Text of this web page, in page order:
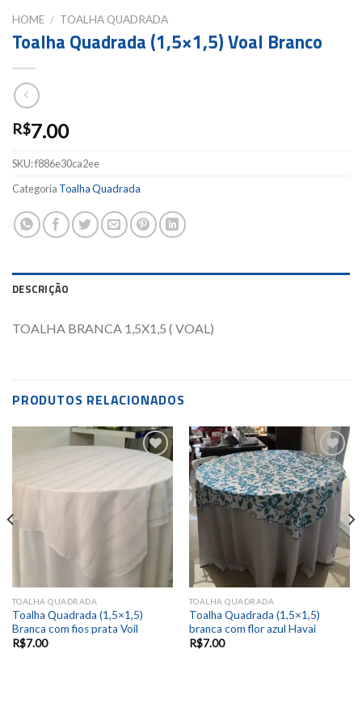
HOME / TOALHA QUADRADA
Toalha Quadrada (1,5×1,5) Voal Branco
R$7.00
SKU:f886e30ca2ee
Categoria Toalha Quadrada
DESCRIÇÃO
TOALHA BRANCA 1,5X1,5 ( VOAL)
PRODUTOS RELACIONADOS
wishlist
TOALHA QUADRADA
Toalha Quadrada (1,5×1,5)
Branca com fios prata Voil
R$7.00
Add to
wishlist
TOALHA QUADRADA
Toalha Quadrada (1,5×1,5)
branca com flor azul Havai
R$7.00